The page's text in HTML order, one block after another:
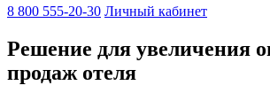
8 800 555-20-30 Личный кабинет
Решение для увеличения
продаж отеля